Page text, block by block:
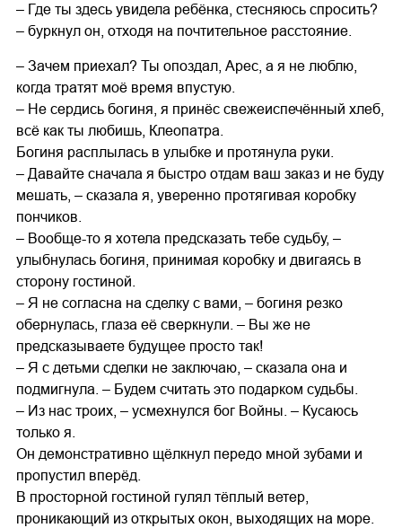
– Где ты здесь увидела ребёнка, стесняюсь спросить?
– буркнул он, отходя на почтительное расстояние.
– Зачем приехал? Ты опоздал, Арес, а я не люблю,
когда тратят моё время впустую.
– Не сердись богиня, я принёс свежеиспечённый хлеб,
всё как ты любишь, Клеопатра.
Богиня расплылась в улыбке и протянула руки.
– Давайте сначала я быстро отдам ваш заказ и не буду
мешать, – сказала я, уверенно протягивая коробку
пончиков.
– Вообще-то я хотела предсказать тебе судьбу, –
улыбнулась богиня, принимая коробку и двигаясь в
сторону гостиной.
– Я не согласна на сделку с вами, – богиня резко
обернулась, глаза её сверкнули. – Вы же не
предсказываете будущее просто так!
– Я с детьми сделки не заключаю, – сказала она и
подмигнула. – Будем считать это подарком судьбы.
– Из нас троих, – усмехнулся бог Войны. – Кусаюсь
только я.
Он демонстративно щёлкнул передо мной зубами и
пропустил вперёд.
В просторной гостиной гулял тёплый ветер,
проникающий из открытых окон, выходящих на море.